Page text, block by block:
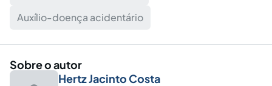
Auxílio-doença acidentário
Sobre o autor
Hertz Jacinto Costa